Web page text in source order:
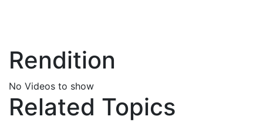
Rendition
No Videos to show
Related Topics